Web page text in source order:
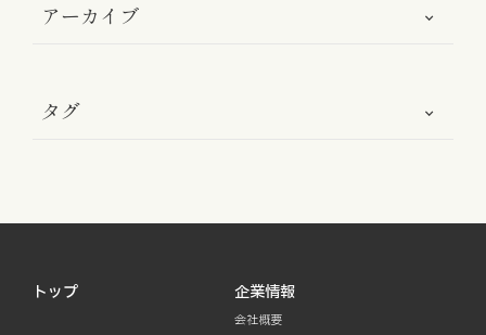
採用情報
お問い合わせ
アーカイブ
タグ
トップ 企業情報
会社概要